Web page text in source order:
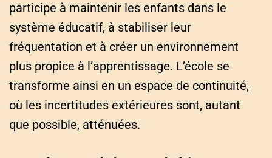
participe à maintenir les enfants dans le
système éducatif, à stabiliser leur
fréquentation et à créer un environnement
plus propice à l’apprentissage. L’école se
transforme ainsi en un espace de continuité,
où les incertitudes extérieures sont, autant
que possible, atténuées.